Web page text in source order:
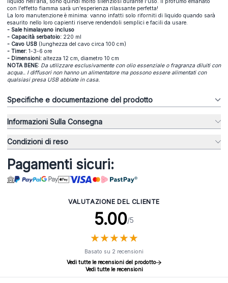
con l'effetto fiamma sarà un'esperienza rilassante perfetta!
La loro manutenzione è minima: vanno infatti solo riforniti di liquido quando sarà
esaurito nello loro capienti riserve rendendoli semplici e facili da usare.
- Sale himalayano incluso
- Capacità serbatoio: 220 ml
- Cavo USB (lunghezza del cavo circa 100 cm)
- Timer: 1-3-6 ore
- Dimensioni: altezza 12 cm, diametro 10 cm
NOTA BENE: Da utilizzare esclusivamente con olio essenziale o fragranza diluiti con
acqua.. Idiffusori non hanno un alimentatore ma possono essere alimentati con
qualsiasi presa USB abbiate in casa.
Specifiche e documentazione del prodotto
Informazioni Sulla Consegna
Condizioni di reso
Pagamenti sicuri:
VALUTAZIONE DEL CLIENTE
5.00/5
★★★★★
★★★★★
Basato su 2 recensioni
Vedi tutte le recensioni del prodotto
Vedi tutte le recensioni